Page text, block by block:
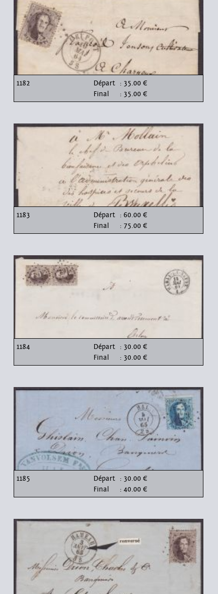
1182 Départ : 35.00 €
Final
: 35.00 €
1183 Départ : 60.00 €
Final
: 75.00 €
1184 Départ : 30.00 €
Final
: 30.00 €
1185 Départ : 30.00 €
Final
: 40.00 €